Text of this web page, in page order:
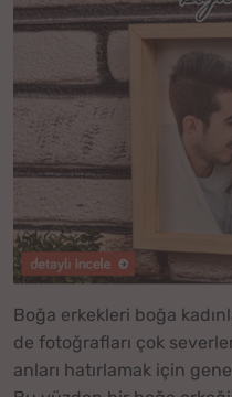
Boğa erkekleri boğa
de fotoğrafları çok
anları hatırlamak için